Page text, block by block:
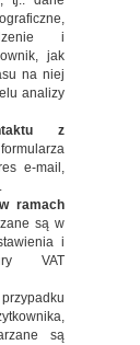
i
jak
na niej
analizy
z
e-mail,
ramach
są w
i
VAT
są